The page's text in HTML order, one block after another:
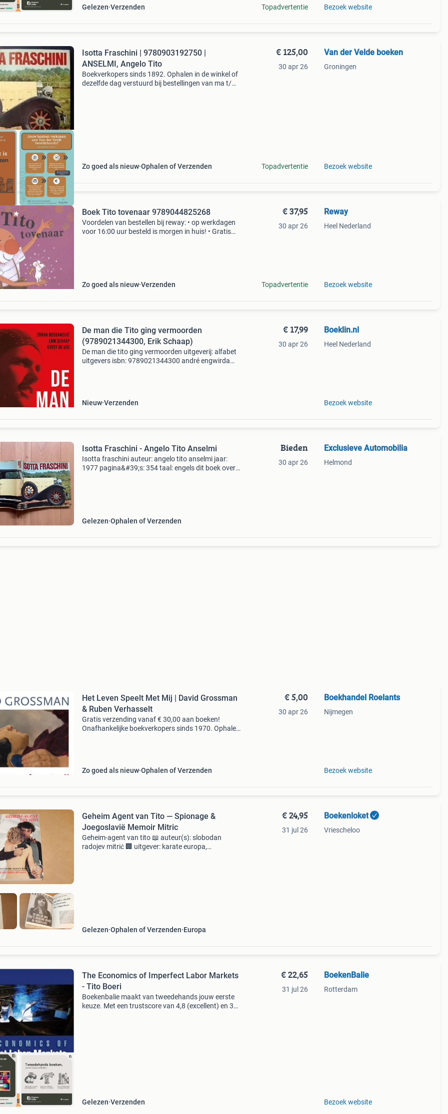
prijs Gelezen Verzenden Topadvertentie Bezoek website
Isotta Fraschini | 9780903192750 |
ANSELMI, Angelo Tito
Boekverkopers sinds 1892. Ophalen in de winkel of
dezelfde dag verstuurd bij bestellingen van ma t/m
Zo goed als nieuw Ophalen of Verzenden
€ 125,00
30 apr 26
Topadvertentie
Van der Velde boeken
Groningen
Bezoek website
Boek Tito tovenaar 9789044825268
Voordelen van bestellen bij reway: • op werkdagen
voor 16:00 uur besteld is morgen in huis! • Gratis
Zo goed als nieuw Verzenden
€ 37,95
30 apr 26
Topadvertentie
Reway
Heel Nederland
Bezoek website
De man die Tito ging vermoorden
(9789021344300, Erik Schaap)
De man die tito ging vermoorden uitgeverij: alfabet
uitgevers isbn: 9789021344300 andré engwirda
Nieuw Verzenden
€ 17,99
30 apr 26
Boeklin.nl
Heel Nederland
Bezoek website
Isotta Fraschini - Angelo Tito Anselmi
Isotta fraschini auteur: angelo tito anselmi jaar:
1977 pagina&#39;s: 354 taal: engels dit boek over
Gelezen Ophalen of Verzenden
Bieden
30 apr 26
Exclusieve Automobilia
Helmond
Het Leven Speelt Met Mij | David Grossman
& Ruben Verhasselt
Gratis verzending vanaf € 30,00 aan boeken!
Onafhankelijke boekverkopers sinds 1970. Ophalen
Zo goed als nieuw Ophalen of Verzenden
€ 5,00
30 apr 26
Boekhandel Roelants
Nijmegen
Bezoek website
Geheim Agent van Tito — Spionage &
Joegoslavië Memoir Mitric
Geheim-agent van tito 📖 auteur(s): slobodan
radojev mitrić 🏢 uitgever: karate europa,
Gelezen Ophalen of Verzenden Europa
€ 24,95
31 jul 26
Boekenloket
Vriescheloo
prijs
The Economics of Imperfect Labor Markets
- Tito Boeri
Boekenbalie maakt van tweedehands jouw eerste
keuze. Met een trustscore van 4,8 (excellent) en 30
Gelezen Verzenden
€ 22,65
31 jul 26
BoekenBalie
Rotterdam
Bezoek website